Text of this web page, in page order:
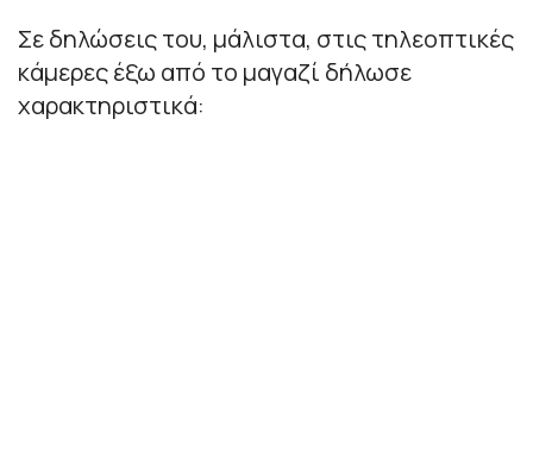
Σε δηλώσεις του, μάλιστα, στις τηλεοπτικές
κάμερες έξω από το μαγαζί δήλωσε
χαρακτηριστικά: